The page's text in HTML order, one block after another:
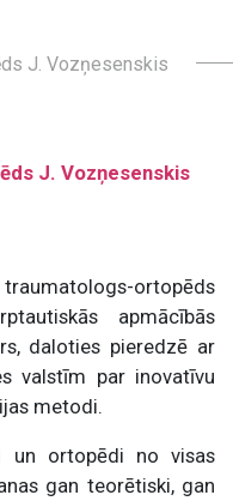
J. Vozņesenskis
J. Vozņesenskis
ortopēds
apmācībās
daloties pieredzē ar
valstīm par inovatīvu
metodi.
un ortopēdi no visas
gan teorētiski, gan